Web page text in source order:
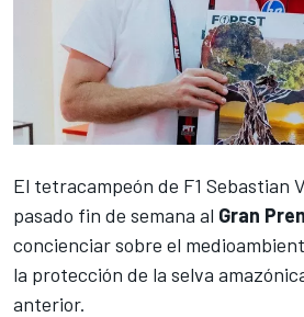
El tetracampeón de F1 Sebastian
pasado fin de semana al Gran
concienciar sobre el
la protección de la selva
anterior.